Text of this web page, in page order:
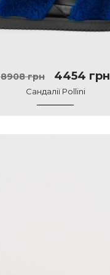
8908 грн 4454 грн
Сандалії Pollini